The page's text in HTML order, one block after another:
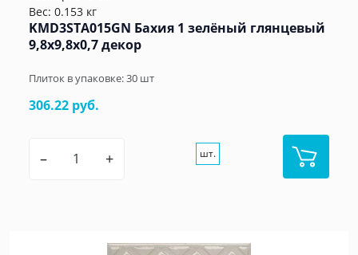
Вес: 0.153 кг
KMD3STA015GN Бахия 1 зелёный глянцевый
9,8x9,8x0,7 декор
Плиток в упаковке:30 шт
306.22 руб.
– + шт.